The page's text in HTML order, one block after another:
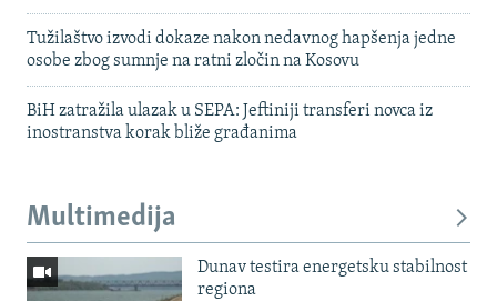
Tužilaštvo izvodi dokaze nakon nedavnog hapšenja jedne
osobe zbog sumnje na ratni zločin na Kosovu
BiH zatražila ulazak u SEPA: Jeftiniji transferi novca iz
inostranstva korak bliže građanima
Multimedija
Dunav testira energetsku stabilnost
regiona